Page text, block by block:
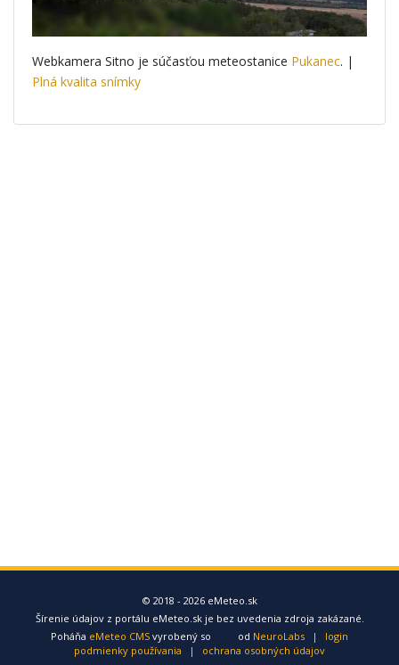
Webkamera Sitno je súčasťou meteostanice Pukanec. |
Plná kvalita snímky
© 2018 - 2026 eMeteo.sk
Šírenie údajov z portálu eMeteo.sk je bez uvedenia zdroja zakázané.
Poháňa eMeteo CMS vyrobený so od NeuroLabs |
login
podmienky používania
| ochrana osobných údajov